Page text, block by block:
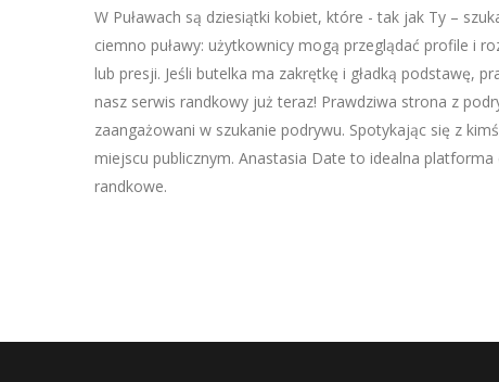
W Puławach są dziesiątki kobiet, które - tak jak Ty –
ciemno puławy: użytkownicy mogą przeglądać profile i
lub presji. Jeśli butelka ma zakrętkę i gładką podstawę,
nasz serwis randkowy już teraz! Prawdziwa strona z
zaangażowani w szukanie podrywu. Spotykając się z
miejscu publicznym. Anastasia Date to idealna
randkowe.